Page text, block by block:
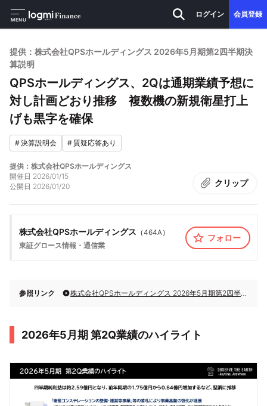
MENU
ログイン 会員登録
提供：株式会社QPSホールディングス 2026年5月期第2四半期決
算説明
QPSホールディングス、2Qは通期業績予想に
対し計画どおり推移 複数機の新規衛星打上
げも黒字を確保
#決算説明会 #質疑応答あり
提供：株式会社QPSホールディングス
開催日 2026/01/15
公開日 2026/01/20 クリップ
株式会社QPSホールディングス （464A）
東証グロース情報・通信業
フォロー
参照リンク 株式会社QPSホールディングス 2026年5月期第2四半期決算説明
2026年5月期 第2Q業績のハイライト